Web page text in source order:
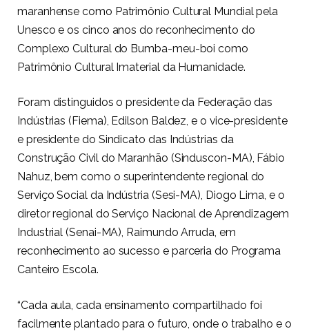
maranhense como Patrimônio Cultural Mundial pela
Unesco e os cinco anos do reconhecimento do
Complexo Cultural do Bumba-meu-boi como
Patrimônio Cultural Imaterial da Humanidade.
Foram distinguidos o presidente da Federação das
Indústrias (Fiema), Edilson Baldez, e o vice-presidente
e presidente do Sindicato das Indústrias da
Construção Civil do Maranhão (Sinduscon-MA), Fábio
Nahuz, bem como o superintendente regional do
Serviço Social da Indústria (Sesi-MA), Diogo Lima, e o
diretor regional do Serviço Nacional de Aprendizagem
Industrial (Senai-MA), Raimundo Arruda, em
reconhecimento ao sucesso e parceria do Programa
Canteiro Escola.
“Cada aula, cada ensinamento compartilhado foi
facilmente plantado para o futuro, onde o trabalho e o